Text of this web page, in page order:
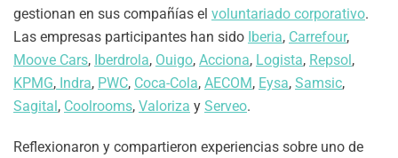
gestionan en sus compañías el voluntariado corporativo.
Las empresas participantes han sido Iberia, Carrefour,
Moove Cars, Iberdrola, Ouigo, Acciona, Logista, Repsol,
KPMG, Indra, PWC, Coca-Cola, AECOM, Eysa, Samsic,
Sagital, Coolrooms, Valoriza y Serveo.
Reflexionaron y compartieron experiencias sobre uno de